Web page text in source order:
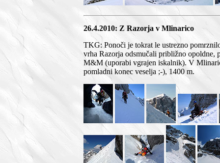
26.4.2010: Z Razorja v Mlinarico
TKG: Ponoči je tokrat le ustrezno
vrha Razorja odsmučali približno opoldne,
M&M (uporabi vgrajen iskalnik). V
pomladni konec veselja ;-), 1400 m.